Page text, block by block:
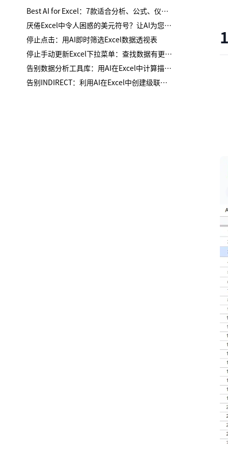
Best AI for Excel：7款适合分析、公式、仪表板与报告的工具
厌倦Excel中令人困惑的美元符号？让AI为您处理混合引用
停止点击：用AI即时筛选Excel数据透视表
停止手动更新Excel下拉菜单：查找数据有更智能的方法
告别数据分析工具库：用AI在Excel中计算描述性统计
告别INDIRECT：利用AI在Excel中创建级联下拉列表